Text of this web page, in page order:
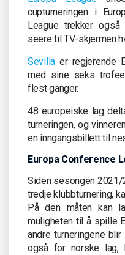
cupturneringen i
League trekker også
seere til TV-skjermen
Sevillaer regjerende
med sine seks
flest ganger.
48 europeiske lag
turneringen, og
en inngangsbillett til
Europa Conference
Siden sesongen 2021/
tredje klubbturnering,
På den måten kan
muligheten til å spille
andre turneringene
også for norske